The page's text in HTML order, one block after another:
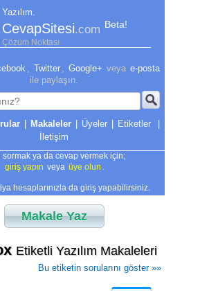
Yazılım.
CevapSitesi.com Beta!
Çözüm Noktası
Twitter Google+ veya e-posta
ile paylaşın.
| Makaleler | Üyeler | Etiketler
|
İletişim
sormak ya da cevap vermek için;
giriş yapın veya üye olun
hesaplarınızla da giriş yapabilirsiniz.
Makale Yaz
Etiketli Yazılım Makaleleri
Bu etiketin sorularını göster »»